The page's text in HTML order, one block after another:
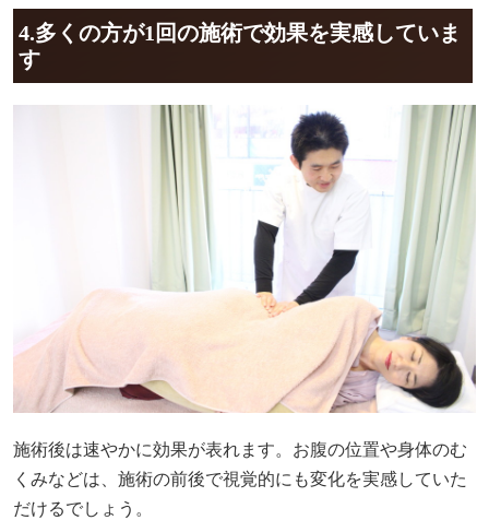
4.多くの方が1回の施術で効果を実感していま
す
施術後は速やかに効果が表れます。お腹の位置や身体のむ
くみなどは、施術の前後で視覚的にも変化を実感していた
だけるでしょう。